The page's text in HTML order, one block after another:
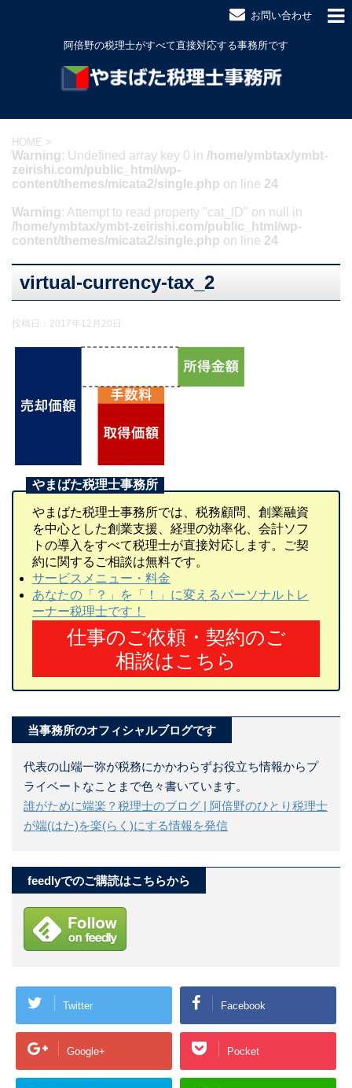
お問い合わせ
阿倍野の税理士がすべて直接対応する事務所です
HOME >
Warning: Undefined array key 0 in /home/ymbtax/ymbt-
zeirishi.com/public_html/wp-
content/themes/micata2/single.php on line 24
Warning: Attempt to read property "cat_ID" on null in
/home/ymbtax/ymbt-zeirishi.com/public_html/wp-
content/themes/micata2/single.php on line 24
virtual-currency-tax_2
投稿日： 2017年12月20日
やまばた税理士事務所では、税務顧問、創業融資
を中心とした創業支援、経理の効率化、会計ソフ
トの導入をすべて税理士が直接対応します。ご契
約に関するご相談は無料です。
サービスメニュー・料金
あなたの「？」を「！」に変えるパーソナルトレ
ーナー税理士です！
仕事のご依頼・契約のご
相談はこちら
当事務所のオフィシャルブログです
代表の山端一弥が税務にかかわらずお役立ち情報からプ
ライベートなことまで色々書いています。
誰がために端楽？税理士のブログ | 阿倍野のひとり税理士
が端(はた)を楽(らく)にする情報を発信
feedlyでのご購読はこちらから
Twitter Facebook
Google+ Pocket